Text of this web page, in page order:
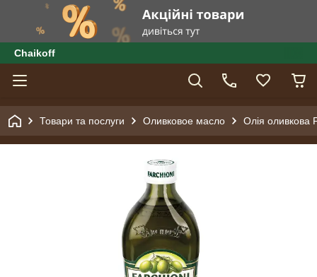
Сhaikoff
Товари та послуги Оливковое масло Олія оливкова